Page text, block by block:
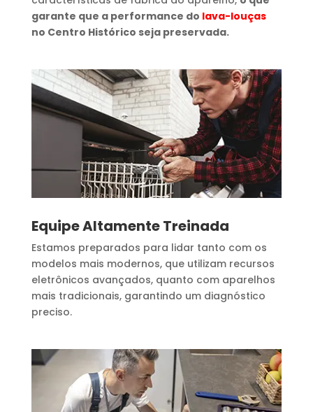
garante que a performance do lava-louças
no Centro Histórico seja preservada.
Equipe Altamente Treinada
Estamos preparados para lidar tanto com os
modelos mais modernos, que utilizam recursos
eletrônicos avançados, quanto com aparelhos
mais tradicionais, garantindo um diagnóstico
preciso.